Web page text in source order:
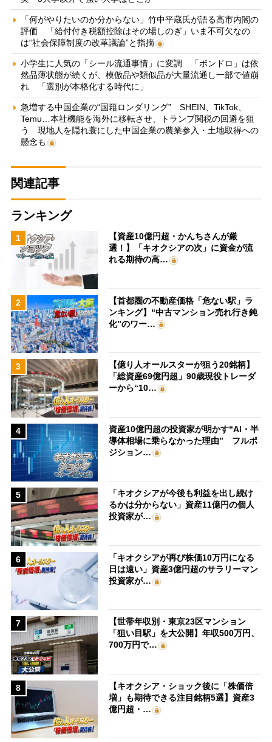
「何がやりたいのか分からない」竹中平蔵氏が語る高市内閣の
評価 「給付付き税額控除はその場しのぎ」いま不可欠なの
は“社会保障制度の改革議論”と指摘
小学生に人気の「シール流通事情」に変調 「ボンドロ」は依
然品薄状態が続くが、模倣品や類似品が大量流通し一部で値崩
れ 「選別が本格化する時代に」
急増する中国企業の“国籍ロンダリング” SHEIN、TikTok、
Temu…本社機能を海外に移転させ、トランプ関税の回避を狙
う 現地人を隠れ蓑にした中国企業の農業参入・土地取得への
懸念も
関連記事
ランキング
1
【資産10億円超・かんちさんが厳
選！】「キオクシアの次」に資金が流
れる期待の高…
2
【首都圏の不動産価格「危ない駅」ラ
ンキング】“中古マンション売れ行き鈍
化”のワー…
3
【億り人オールスターが狙う20銘柄】
「総資産69億円超」90歳現役トレーダ
ーから“10…
4
資産10億円超の投資家が明かす“AI・半
導体相場に乗らなかった理由” フルポ
ジション…
5
「キオクシアが今後も利益を出し続け
るかは分からない」資産11億円の個人
投資家が…
6
「キオクシアが再び株価10万円になる
日は遠い」資産3億円超のサラリーマン
投資家が…
7
【世帯年収別・東京23区マンション
「狙い目駅」を大公開】年収500万円、
700万円で…
8
【キオクシア・ショック後に「株価倍
増」も期待できる注目銘柄5選】資産3
億円超・…